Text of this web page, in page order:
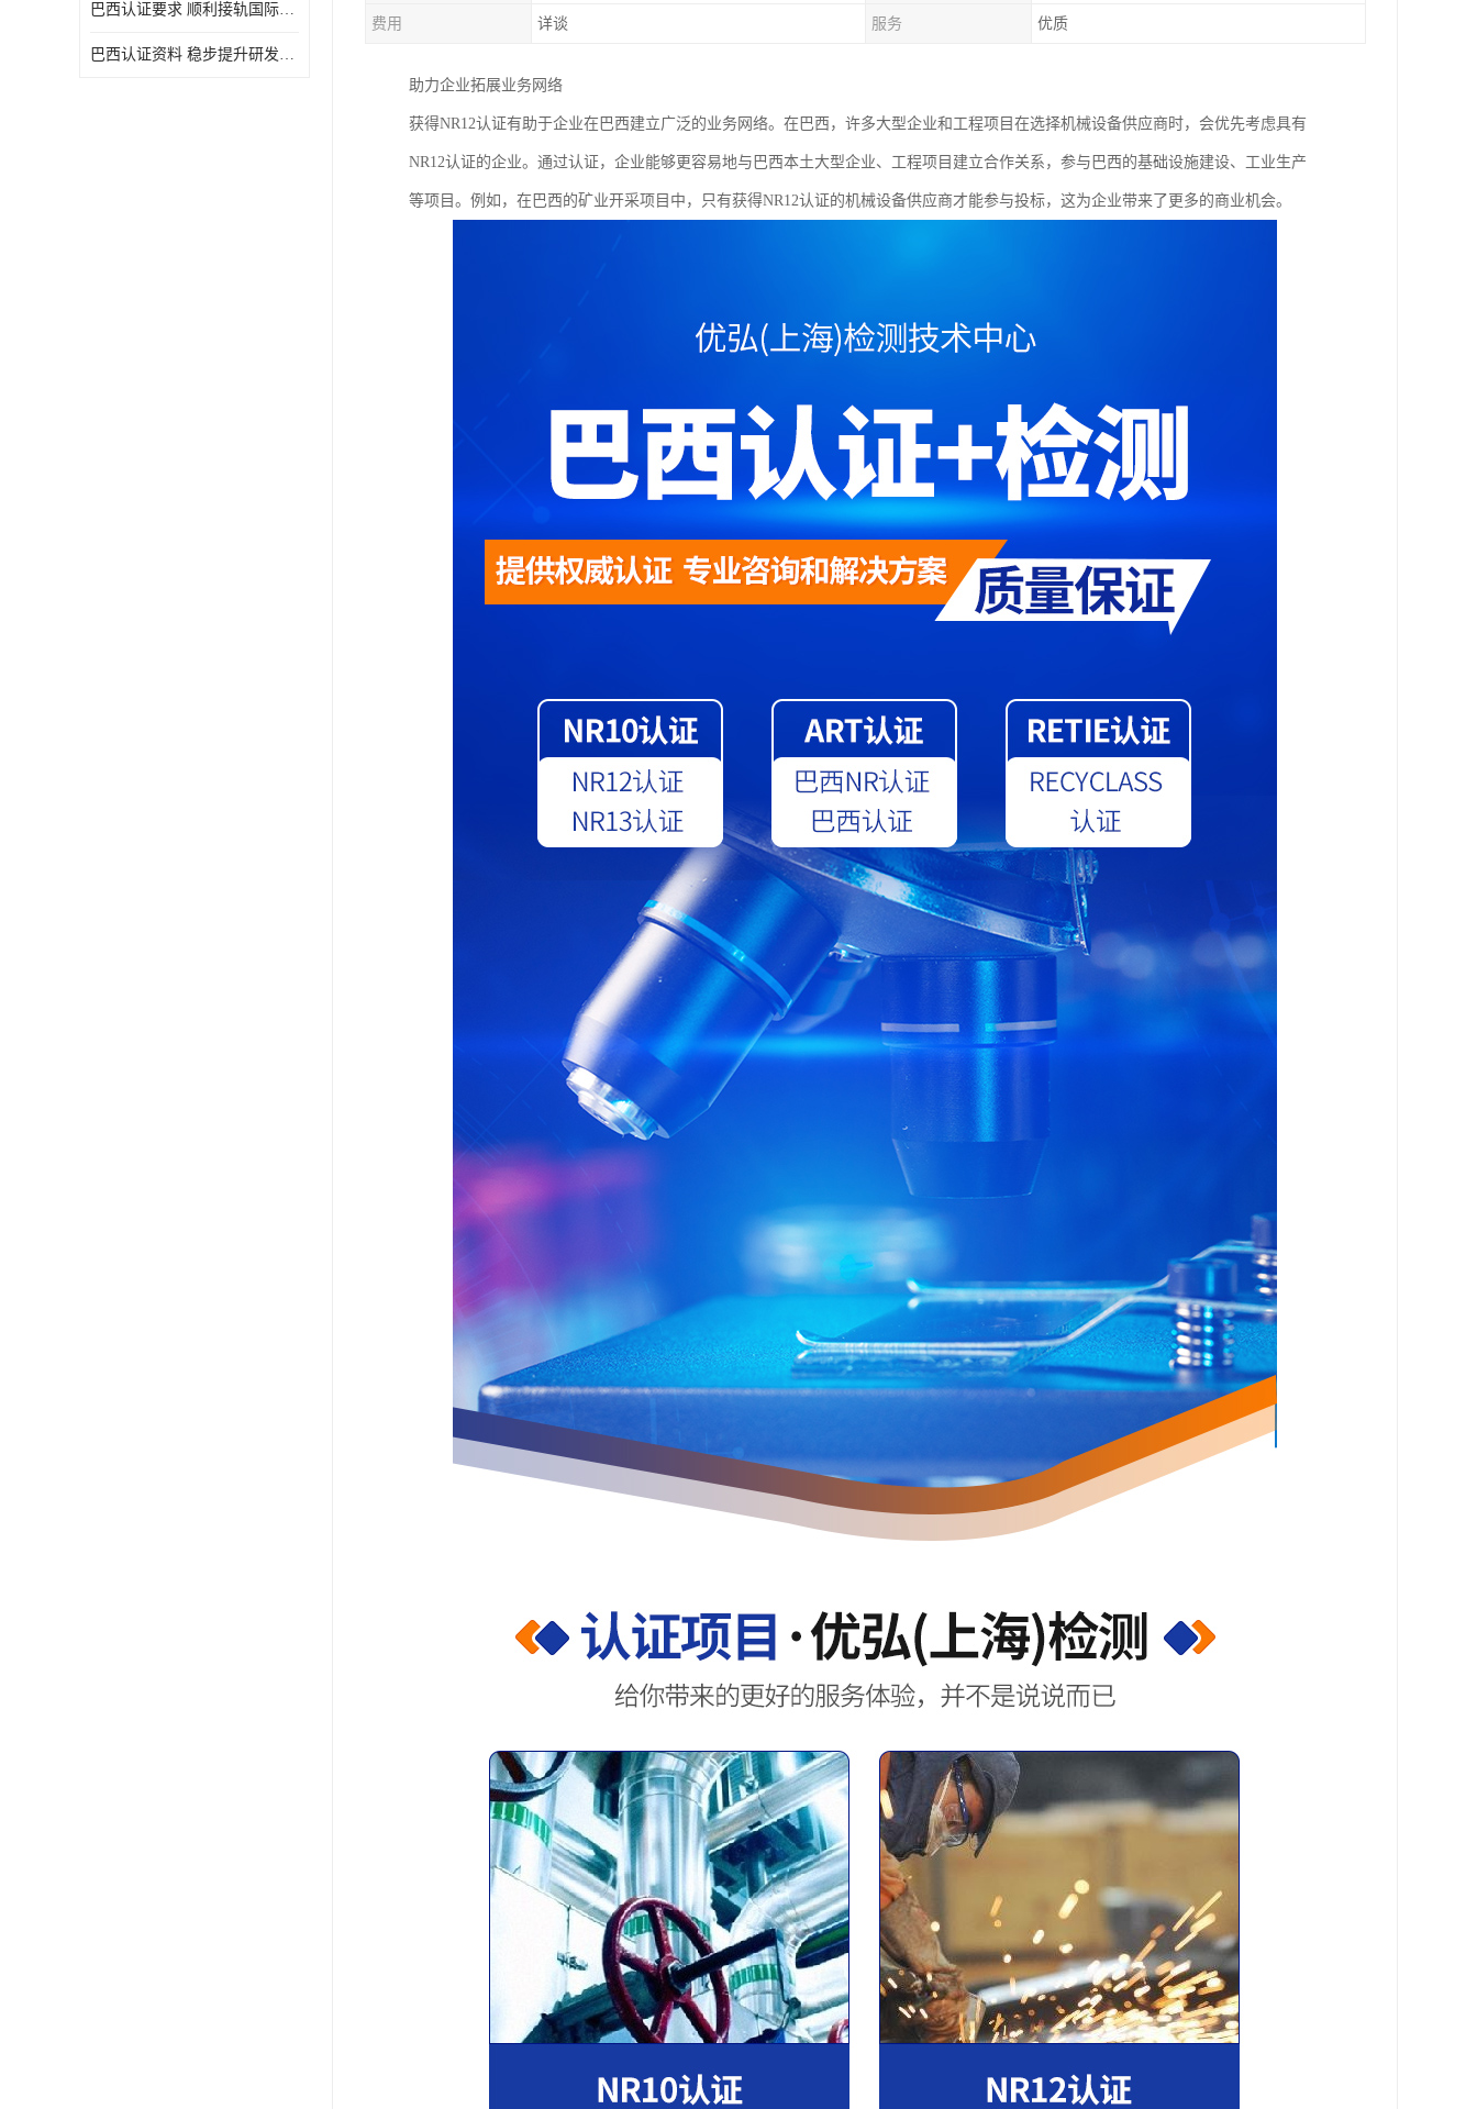
巴西认证要求 顺利接轨国际规范
巴西认证资料 稳步提升研发能力
费用 详谈 服务 优质
助力企业拓展业务网络
获得NR12认证有助于企业在巴西建立广泛的业务网络。在巴西，许多大型企业和工程项目在选择机械设备供应商时，会优先考虑具有
NR12认证的企业。通过认证，企业能够更容易地与巴西本土大型企业、工程项目建立合作关系，参与巴西的基础设施建设、工业生产
等项目。例如，在巴西的矿业开采项目中，只有获得NR12认证的机械设备供应商才能参与投标，这为企业带来了更多的商业机会。